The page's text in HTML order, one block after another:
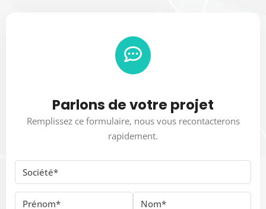
Parlons de votre projet
Remplissez ce formulaire, nous vous recontacterons
rapidement.